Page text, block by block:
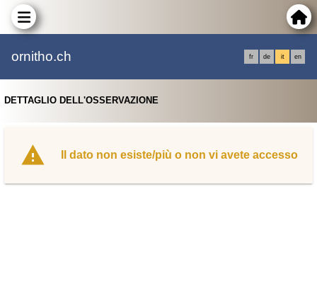
ornitho.ch fr de it en
DETTAGLIO DELL'OSSERVAZIONE
Il dato non esiste/più o non vi avete accesso